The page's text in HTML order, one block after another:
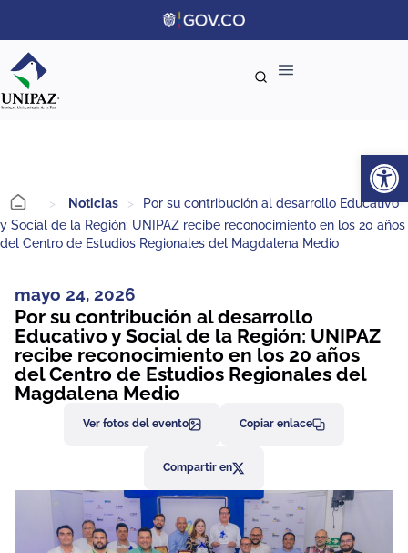
> Noticias >
Por su contribución al desarrollo Educativo
y Social de la Región: UNIPAZ recibe reconocimiento en los 20 años
del Centro de Estudios Regionales del Magdalena Medio
mayo 24, 2026
Por su contribución al desarrollo
Educativo y Social de la Región: UNIPAZ
recibe reconocimiento en los 20 años
del Centro de Estudios Regionales del
Magdalena Medio
Ver fotos del evento Copiar enlace
Compartir en